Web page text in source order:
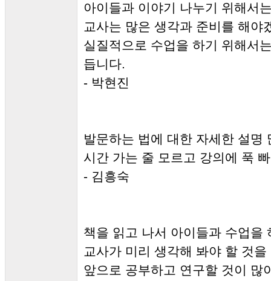
아이들과 이야기 나누기 위해서
교사는 많은 생각과 준비를 해야
실질적으로 수업을 하기 위해서
듭니다.
- 박현진
발문하는 법에 대한 자세한 설명
시간 가는 줄 모르고 강의에 푹
- 김흥숙
책을 읽고 나서 아이들과 수업을
교사가 미리 생각해 봐야 할 것
앞으로 공부하고 연구할 것이 많